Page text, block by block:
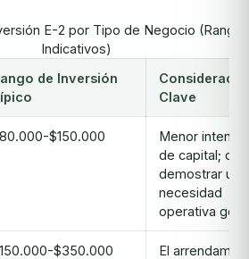
E-2 por Tipo de Negocio (Rangos
Indicativos)
de Inversión
Clave
$150.000
Menor
de capital;
demostrar una
necesidad
operativa
$350.000
El